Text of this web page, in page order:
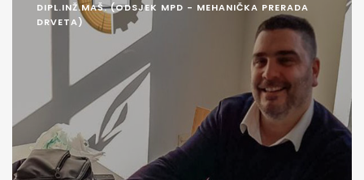
DIPL.INŽ.MAŠ. (ODSJEK MPD - MEHANIČKA PRERADA
DRVETA)